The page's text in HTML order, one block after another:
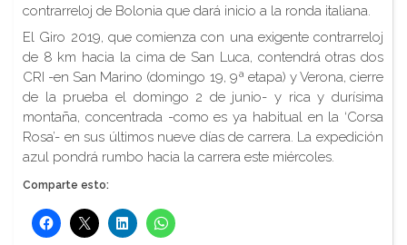
contrarreloj de Bolonia que dará inicio a la ronda italiana.
El Giro 2019, que comienza con una exigente contrarreloj
de 8 km hacia la cima de San Luca, contendrá otras dos
CRI -en San Marino (domingo 19, 9ª etapa) y Verona, cierre
de la prueba el domingo 2 de junio- y rica y durísima
montaña, concentrada -como es ya habitual en la ‘Corsa
Rosa’- en sus últimos nueve días de carrera. La expedición
azul pondrá rumbo hacia la carrera este miércoles.
Comparte esto: